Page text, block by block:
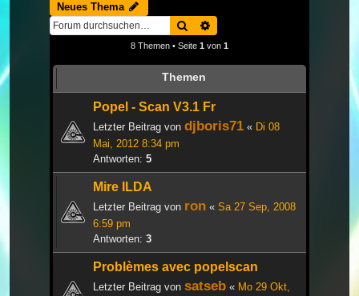
Neues Thema
Suche
8 Themen • Seite 1 von 1
Themen
Popel - Scan V3.1 Fr
Letzter Beitrag von djboris71 « Di 08
Mai, 2012 8:34 pm
Antworten: 5
Mire ILDA
Letzter Beitrag von ron « Sa 27 Sep, 2008
6:59 pm
Antworten: 3
Problèmes avec popelscan
Letzter Beitrag von satseb « Mo 29 Okt,